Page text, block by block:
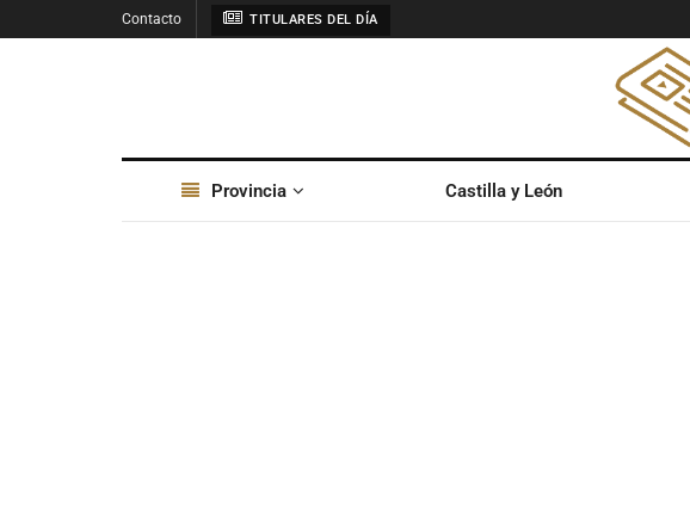
Contacto TITULARES DEL DÍA
Provincia Castilla y León